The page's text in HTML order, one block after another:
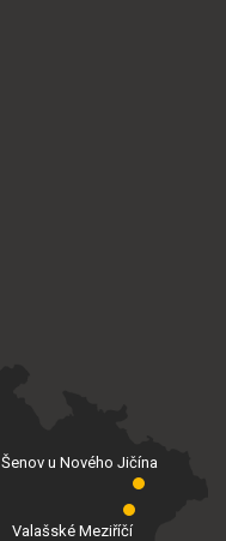
Valašské Meziříčí
Šenov u Nového Jičína